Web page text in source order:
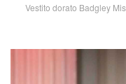
Vestito dorato Badgley